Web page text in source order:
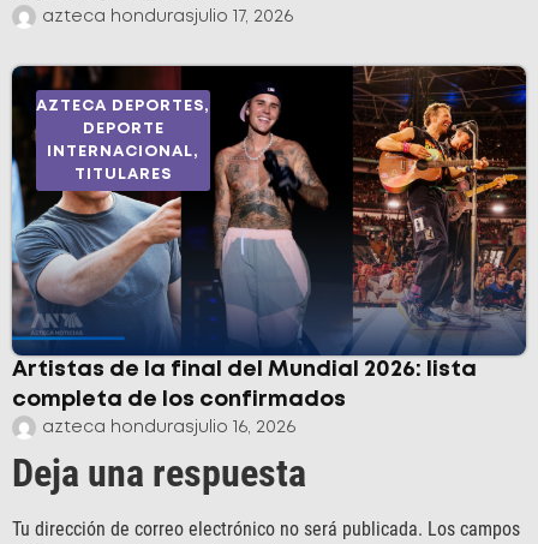
azteca hondurasjulio 17, 2026
AZTECA DEPORTES,
DEPORTE
INTERNACIONAL,
TITULARES
Artistas de la final del Mundial 2026: lista
completa de los confirmados
azteca hondurasjulio 16, 2026
Deja una respuesta
Tu dirección de correo electrónico no será publicada. Los campos